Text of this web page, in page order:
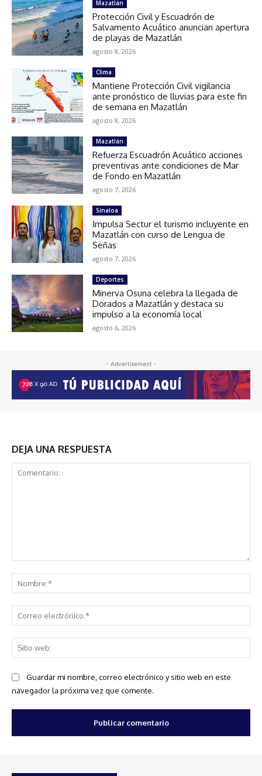
Mazatlán
Protección Civil y Escuadrón de
Salvamento Acuático anuncian apertura
de playas de Mazatlán
agosto 8, 2026
Clima
Mantiene Protección Civil vigilancia
ante pronóstico de lluvias para este fin
de semana en Mazatlán
agosto 8, 2026
Mazatlán
Refuerza Escuadrón Acuático acciones
preventivas ante condiciones de Mar
de Fondo en Mazatlán
agosto 7, 2026
Sinaloa
Impulsa Sectur el turismo incluyente en
Mazatlán con curso de Lengua de
Señas
agosto 7, 2026
Deportes
Minerva Osuna celebra la llegada de
Dorados a Mazatlán y destaca su
impulso a la economía local
agosto 6, 2026
- Advertisement -
DEJA UNA RESPUESTA
Guardar mi nombre, correo electrónico y sitio web en este
navegador la próxima vez que comente.